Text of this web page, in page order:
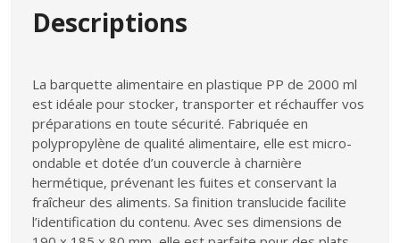
Descriptions
La barquette alimentaire en plastique PP de 2000 ml
est idéale pour stocker, transporter et réchauffer vos
préparations en toute sécurité. Fabriquée en
polypropylène de qualité alimentaire, elle est micro-
ondable et dotée d’un couvercle à charnière
hermétique, prévenant les fuites et conservant la
fraîcheur des aliments. Sa finition translucide facilite
l’identification du contenu. Avec ses dimensions de